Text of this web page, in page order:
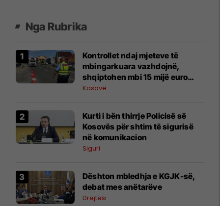
Nga Rubrika
Kontrollet ndaj mjeteve të
mbingarkuara vazhdojnë,
shqiptohen mbi 15 mijë euro
gjoba
Kosovë
​Kurti i bën thirrje Policisë së
Kosovës për shtim të sigurisë
në komunikacion
Siguri
​Dështon mbledhja e KGJK-së,
debat mes anëtarëve
Drejtësi